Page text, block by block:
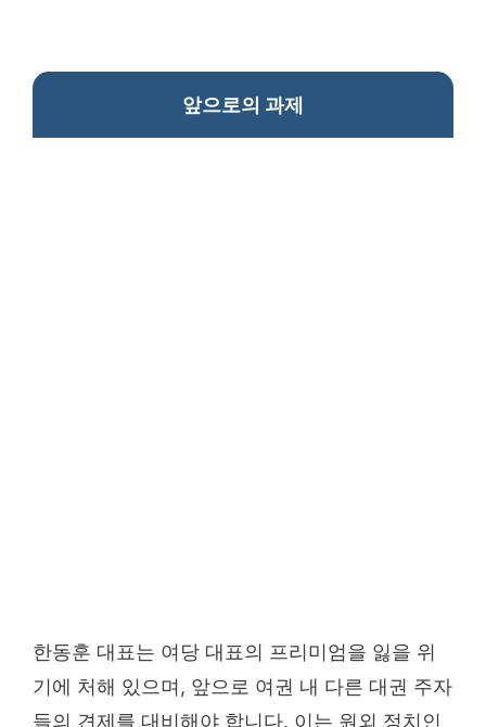
앞으로의 과제
한동훈 대표는 여당 대표의 프리미엄을 잃을 위
기에 처해 있으며, 앞으로 여권 내 다른 대권 주자
들의 견제를 대비해야 합니다. 이는 원외 정치인